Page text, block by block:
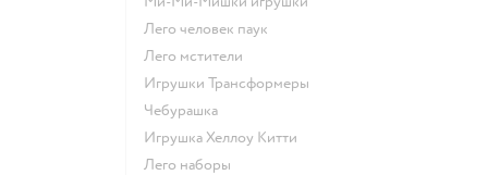
Лего человек паук
Лего мстители
Игрушки Трансформеры
Чебурашка
Игрушка Хеллоу Китти
Лего наборы